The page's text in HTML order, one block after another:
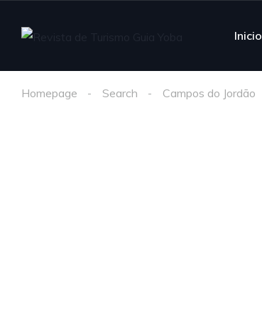
Inicio
Homepage Search Campos do Jordão